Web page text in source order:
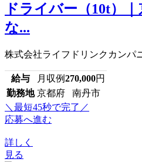
ドライバー（10t）
な...
株式会社ライフドリンクカンパ
給与 月収例270,000円
勤務地 京都府 南丹市
＼最短45秒で完了／
応募へ進む
詳しく
見る